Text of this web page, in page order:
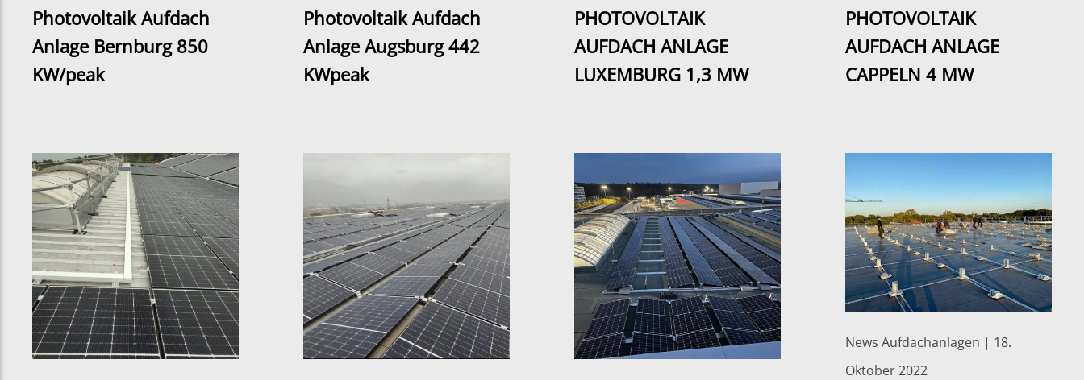
Photovoltaik Aufdach
Anlage Bernburg 850
KW/peak
Photovoltaik Aufdach
Anlage Augsburg 442
KWpeak
PHOTOVOLTAIK
AUFDACH ANLAGE
LUXEMBURG 1,3 MW
PHOTOVOLTAIK
AUFDACH ANLAGE
CAPPELN 4 MW
News Aufdachanlagen | 18.
Oktober 2022